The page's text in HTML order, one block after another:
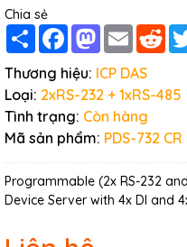
Chia sẻ
Share FacebookMastodon
Email
Thương hiệu: ICP DAS
Loại: 2xRS-232 + 1xRS-485
Tình trạng: Còn hàng
Mã sản phẩm: PDS-732 CR
Programmable (2x RS-232
Device Server with 4x DI and